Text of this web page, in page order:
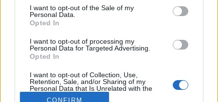
consent section.
I want to opt-out of the Sale of my
Personal Data.
Opted In
I want to opt-out of processing my
Personal Data for Targeted Advertising.
Opted In
I want to opt-out of Collection, Use,
Retention, Sale, and/or Sharing of my
Personal Data that Is Unrelated with the
Purposes for which it was collected.
CONFIRM